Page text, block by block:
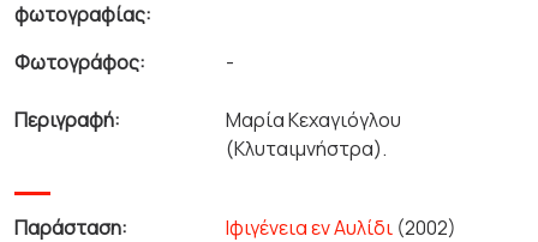
φωτογραφίας:
Φωτογράφος: -
Περιγραφή:
Μαρία Κεχαγιόγλου
(Κλυταιμνήστρα).
Παράσταση: Ιφιγένεια εν Αυλίδι (2002)